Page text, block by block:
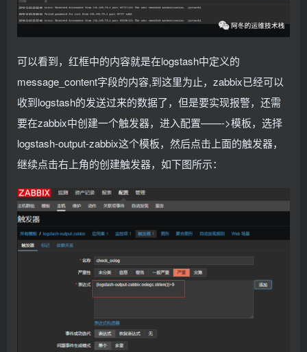
可以看到，红框中的内容就是在logstash中定义的
message_content字段的内容,到这里为止，zabbix已经可以
收到logstash的发送过来的数据了，但是要实现报警，还需
要在zabbix中创建一个触发器，进入配置——->模板，选择
logstash-output-zabbix这个模板，然后点击上面的触发器，
继续点击右上角的创建触发器，如下图所示：